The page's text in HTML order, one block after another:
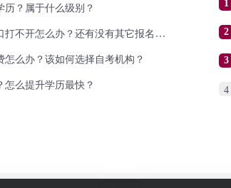
历？属于什么级别？
自考官网报名入口打不开怎么办？还有没有其它报名途径？
怎么办？该如何选择自考机构？
怎么提升学历最快？
1
2
3
4